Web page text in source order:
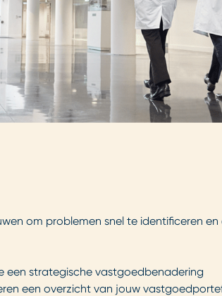
om problemen snel te identificeren en
een strategische vastgoedbenadering
een overzicht van jouw